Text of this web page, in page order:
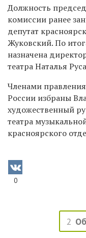
Должность
комиссии ранее
депутат
Жуковский. По
назначена
театра Наталья
Членами
России избраны
художественный
театра
красноярского
0
2